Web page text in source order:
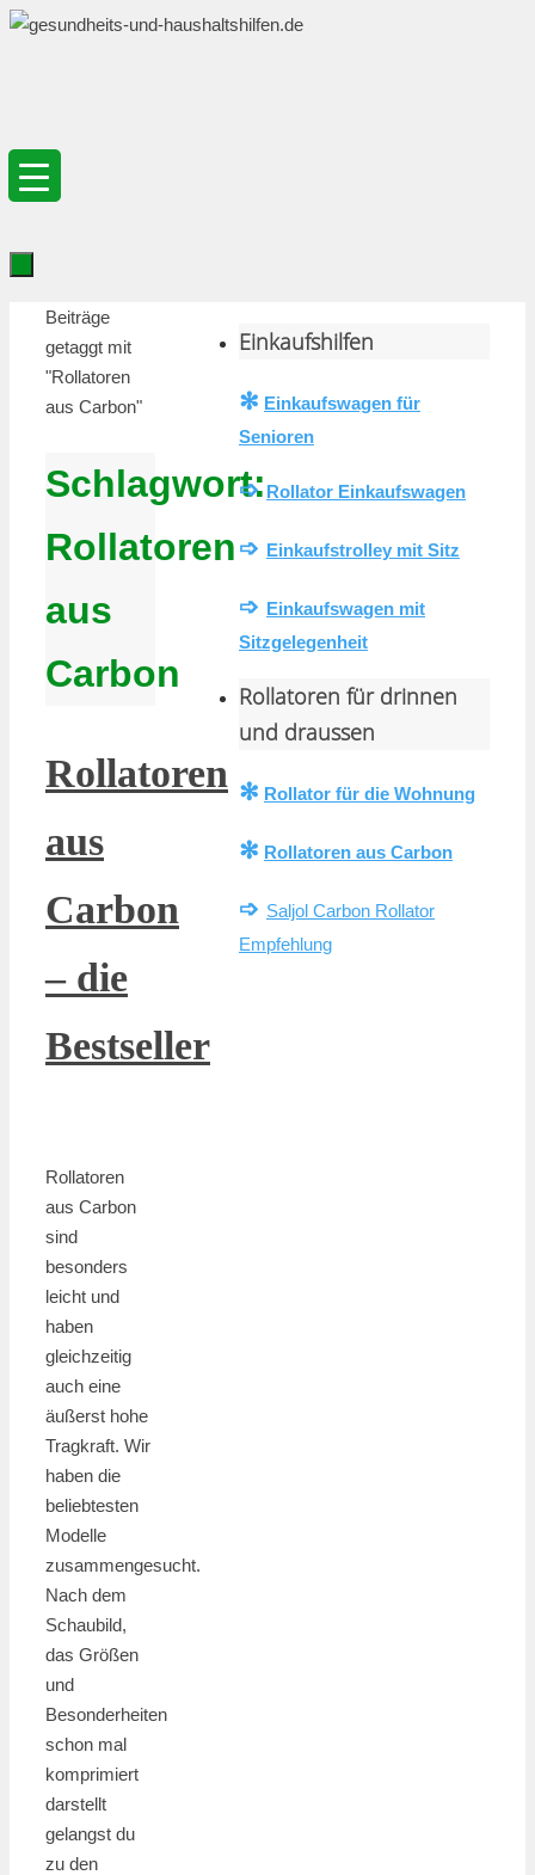
Zum
Inhalt
springen
Startseite
Beiträge
getaggt mit
"Rollatoren
aus Carbon"
Schlagwort:
Rollatoren
aus
Carbon
Rollatoren
aus
Carbon
– die
Bestseller
Rollatoren
aus Carbon
sind
besonders
leicht und
haben
gleichzeitig
auch eine
äußerst hohe
Tragkraft. Wir
haben die
beliebtesten
Modelle
zusammengesucht.
Nach dem
Schaubild,
das Größen
und
Besonderheiten
schon mal
komprimiert
darstellt
gelangst du
zu den
Einkaufshilfen
✻ Einkaufswagen für
Senioren
➩ Rollator Einkaufswagen
➩ Einkaufstrolley mit Sitz
➩ Einkaufswagen mit
Sitzgelegenheit
Rollatoren für drinnen
und draussen
✻ Rollator für die Wohnung
✻ Rollatoren aus Carbon
➩ Saljol Carbon Rollator
Empfehlung